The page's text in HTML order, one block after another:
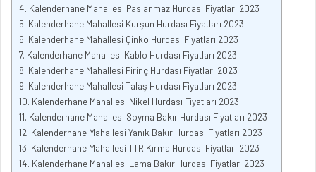
Kalenderhane Mahallesi Paslanmaz Hurdası Fiyatları 2023
Kalenderhane Mahallesi Kurşun Hurdası Fiyatları 2023
Kalenderhane Mahallesi Çinko Hurdası Fiyatları 2023
Kalenderhane Mahallesi Kablo Hurdası Fiyatları 2023
Kalenderhane Mahallesi Pirinç Hurdası Fiyatları 2023
Kalenderhane Mahallesi Talaş Hurdası Fiyatları 2023
Kalenderhane Mahallesi Nikel Hurdası Fiyatları 2023
Kalenderhane Mahallesi Soyma Bakır Hurdası Fiyatları 2023
Kalenderhane Mahallesi Yanık Bakır Hurdası Fiyatları 2023
Kalenderhane Mahallesi TTR Kırma Hurdası Fiyatları 2023
Kalenderhane Mahallesi Lama Bakır Hurdası Fiyatları 2023